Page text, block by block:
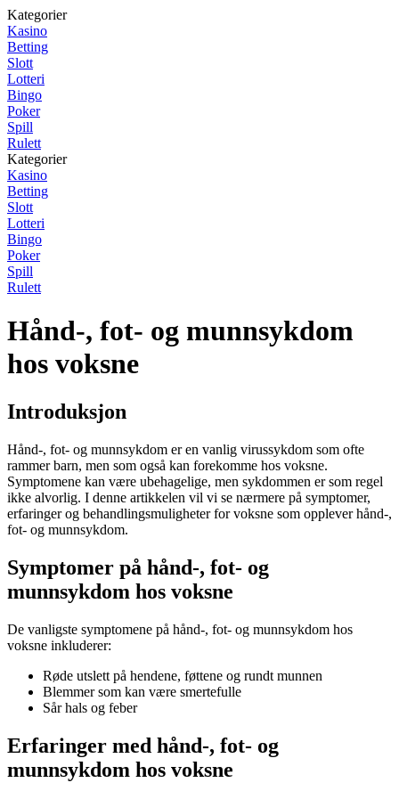
Kategorier
Kasino
Betting
Slott
Lotteri
Bingo
Poker
Spill
Rulett
Kategorier
Kasino
Betting
Slott
Lotteri
Bingo
Poker
Spill
Rulett
Hånd-, fot- og munnsykdom
hos voksne
Introduksjon
Hånd-, fot- og munnsykdom er en vanlig virussykdom som ofte
rammer barn, men som også kan forekomme hos voksne.
Symptomene kan være ubehagelige, men sykdommen er som regel
ikke alvorlig. I denne artikkelen vil vi se nærmere på symptomer,
erfaringer og behandlingsmuligheter for voksne som opplever hånd-,
fot- og munnsykdom.
Symptomer på hånd-, fot- og
munnsykdom hos voksne
De vanligste symptomene på hånd-, fot- og munnsykdom hos
voksne inkluderer:
Røde utslett på hendene, føttene og rundt munnen
Blemmer som kan være smertefulle
Sår hals og feber
Erfaringer med hånd-, fot- og
munnsykdom hos voksne